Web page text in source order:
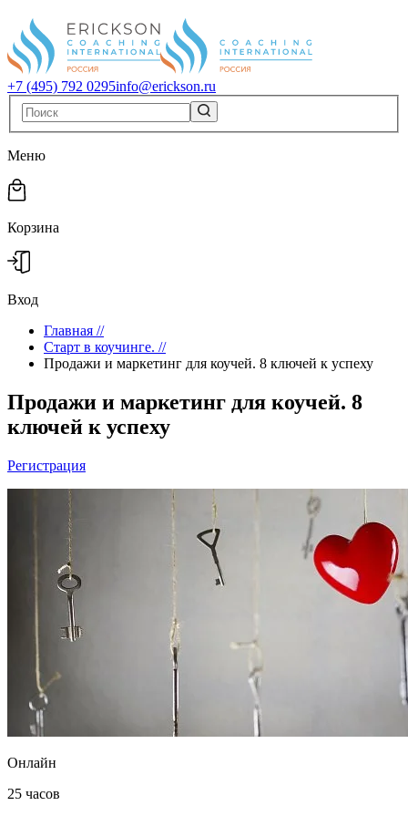
+7 (495) 792 0295info@erickson.ru
Меню
Корзина
Вход
Главная //
Старт в коучинге. //
Продажи и маркетинг для коучей. 8 ключей к успеху
Продажи и маркетинг для коучей. 8
ключей к успеху
Регистрация
Онлайн
25 часов